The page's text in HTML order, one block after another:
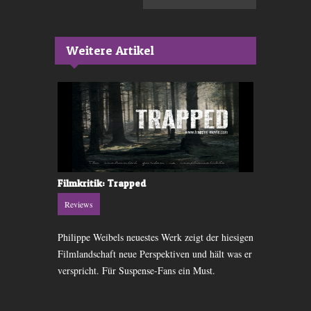
Weitere Artikel
Filmkritik: Trapped
Reviews
Philippe Weibels neuestes Werk zeigt der hiesigen
Filmlandschaft neue Perspektiven und hält was er
verspricht. Für Suspense-Fans ein Must.